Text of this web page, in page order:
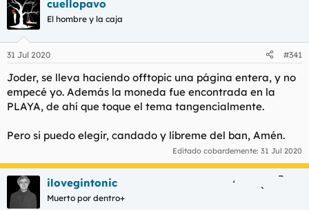
cuellopavo
El hombre y la caja
31 Jul 2020 #341
Joder, se lleva haciendo offtopic una página entera, y no
empecé yo. Además la moneda fue encontrada en la
PLAYA, de ahí que toque el tema tangencialmente.
Pero si puedo elegir, candado y líbreme del ban, Amén.
Editado cobardemente: 31 Jul 2020
ilovegintonic
Muerto por dentro+